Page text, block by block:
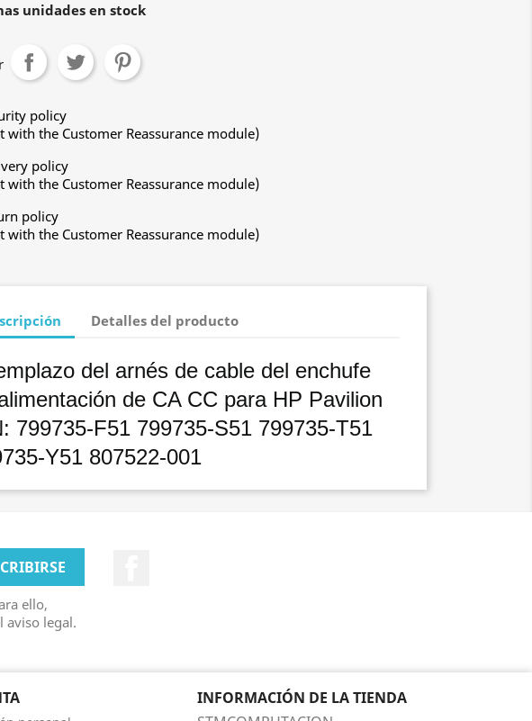
unidades en stock
policy
with the Customer Reassurance module)
policy
with the Customer Reassurance module)
policy
with the Customer Reassurance module)
Detalles del producto
del arnés de cable del enchufe
de CA CC para HP Pavilion
799735-F51 799735-S51 799735-T51
Y51 807522-001
ello,
aviso legal.
INFORMACIÓN DE LA TIENDA